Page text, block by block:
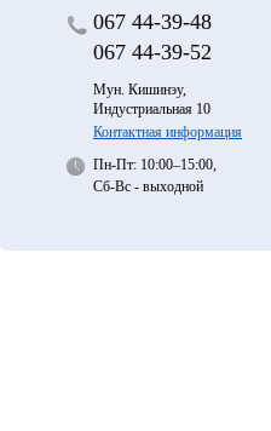
067 44-39-48
067 44-39-52
Мун. Кишинэу,
Индустриальная 10
Контактная информация
Пн-Пт: 10:00–15:00,
Сб-Вс - выходной